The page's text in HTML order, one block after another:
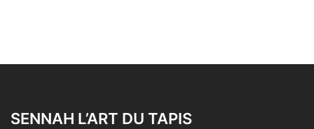
SENNAH L’ART DU TAPIS